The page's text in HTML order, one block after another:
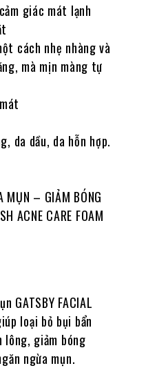
giác mát lạnh
cách nhẹ nhàng và
mà mịn màng tự
da dầu, da hỗn hợp.
MỤN – GIẢM BÓNG
ACNE CARE FOAM
GATSBY FACIAL
loại bỏ bụi bẩn
lông, giảm bóng
ngừa mụn.